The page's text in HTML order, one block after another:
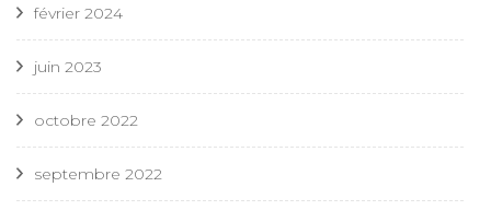
février 2024
juin 2023
octobre 2022
septembre 2022